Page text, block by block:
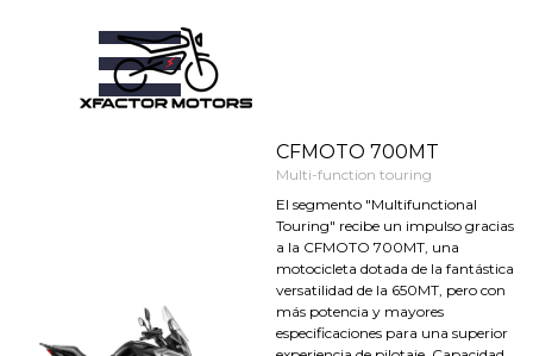
CFMOTO 700MT
Multi-function touring
El segmento "Multifunctional
Touring" recibe un impulso gracias
a la CFMOTO 700MT, una
motocicleta dotada de la fantástica
versatilidad de la 650MT, pero con
más potencia y mayores
especificaciones para una superior